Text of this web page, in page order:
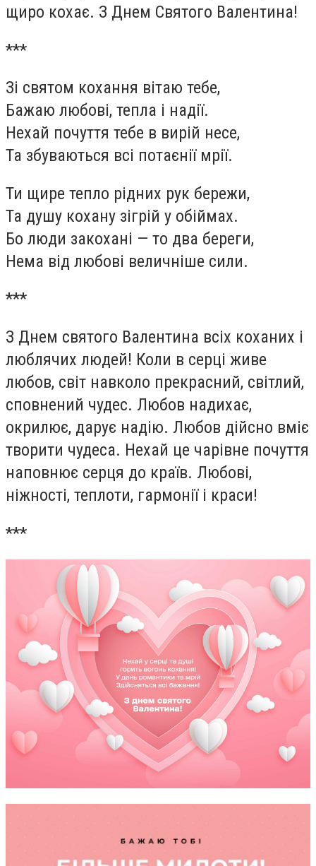
щиро кохає. З Днем Святого Валентина!
***
Зі святом кохання вітаю тебе,
Бажаю любові, тепла і надії.
Нехай почуття тебе в вирій несе,
Та збуваються всі потаєнії мрії.
Ти щире тепло рідних рук бережи,
Та душу кохану зігрій у обіймах.
Бо люди закохані — то два береги,
Нема від любові величніше сили.
***
З Днем святого Валентина всіх коханих і
люблячих людей! Коли в серці живе
любов, світ навколо прекрасний, світлий,
сповнений чудес. Любов надихає,
окрилює, дарує надію. Любов дійсно вміє
творити чудеса. Нехай це чарівне почуття
наповнює серця до країв. Любові,
ніжності, теплоти, гармонії і краси!
***